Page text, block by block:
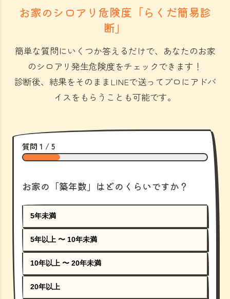
お家のシロアリ危険度「らくだ簡易診
断」
簡単な質問にいくつか答えるだけで、あなたのお家
のシロアリ発生危険度をチェックできます！
診断後、結果をそのままLINEで送ってプロにアドバ
イスをもらうことも可能です。
質問 1 / 5
お家の「築年数」はどのくらいですか？
5年未満
5年以上 〜 10年未満
10年以上 〜 20年未満
20年以上